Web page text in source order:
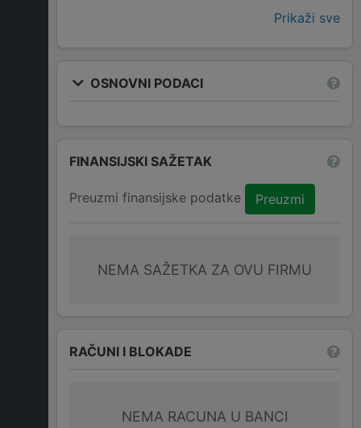
Prikaži sve
OSNOVNI PODACI
FINANSIJSKI SAŽETAK
Preuzmi finansijske podatke Preuzmi
NEMA SAŽETKA ZA OVU FIRMU
RAČUNI I BLOKADE
NEMA RACUNA U BANCI